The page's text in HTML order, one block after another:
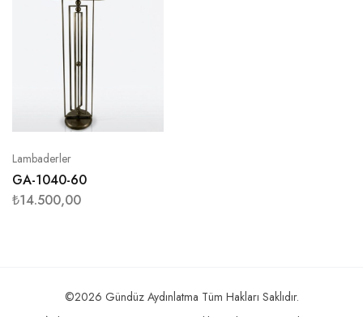
Lambaderler
GA-1040-60
₺14.500,00
©2026 Gündüz Aydınlatma Tüm Hakları Saklıdır.